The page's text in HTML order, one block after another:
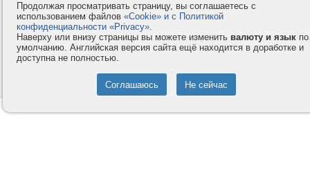
Контакты
Компания
Privacy и Cookie
Услуги
Как оплатить
Помощь
© 2008-2026
- Все права защищены.
Продолжая просматривать страницу, вы соглашаетесь с
использованием файлов «Cookie» и с Политикой
конфиденциальности «Privacy».
Наверху или внизу страницы вы можете изменить валюту и язык по
умолчанию. Английская версия сайта ещё находится в доработке и
доступна не полностью.